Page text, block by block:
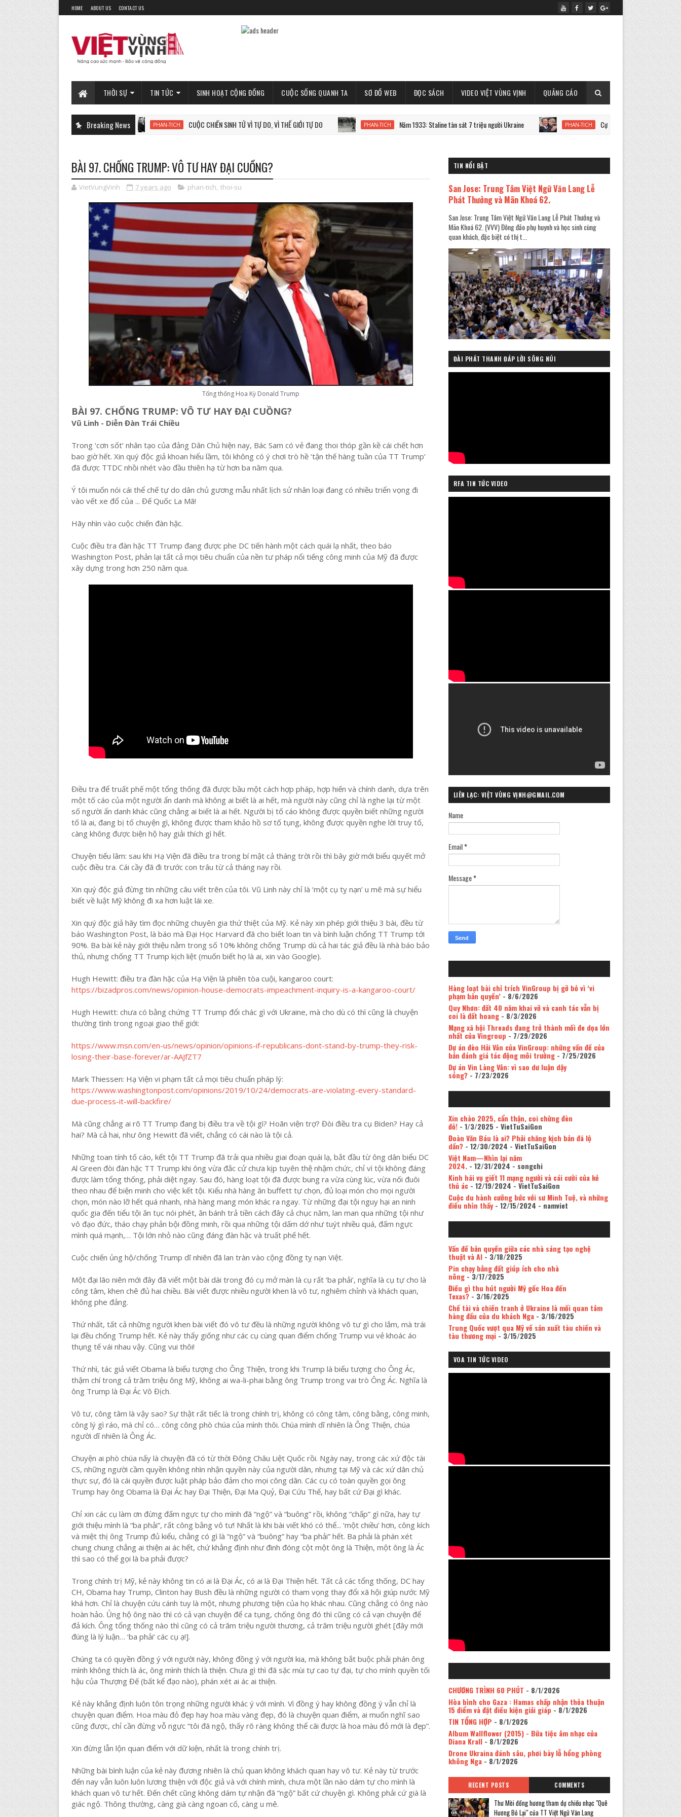
HOME ABOUT US CONTACT US
THỜI SỰ TIN TỨC SINH HOẠT CỘNG ĐỒNG CUỘC SỐNG QUANH TA SƠ ĐỒ WEB ĐỌC SÁCH VIDEO VIỆT VÙNG VỊNH QUẢNG CÁO
Breaking NewsPHAN-TICH CUỘC CHIẾN SINH TỬ VÌ TỰ DO, VÌ THẾ GIỚI TỰ DO PHAN-TICH Năm 1933: Staline tàn sát 7 triệu người Ukraine PHAN-TICH Cựu Thủ tướng Đức Schroeder và chiến
BÀI 97. CHỐNG TRUMP: VÔ TƯ HAY ĐẠI CUỒNG?
VietVungVinh 7 years ago phan-tich, thoi-su
Tổng thống Hoa Kỳ Donald Trump
BÀI 97. CHỐNG TRUMP: VÔ TƯ HAY ĐẠI CUỒNG?
Vũ Linh - Diễn Đàn Trái Chiều
Trong ‘cơn sốt’ nhân tạo của đảng Dân Chủ hiện nay, Bác Sam có vẻ đang thoi thóp gần kề cái chết hơn
bao giờ hết. Xin quý độc giả khoan hiểu lầm, tôi không có ý chơi trò hề ‘tận thế hàng tuần của TT Trump’
đã được TTDC nhồi nhét vào đầu thiên hạ từ hơn ba năm qua.
Ý tôi muốn nói cái thể chế tự do dân chủ gương mẫu nhất lịch sử nhân loại đang có nhiều triển vọng đi
vào vết xe đổ của ... Đế Quốc La Mã!
Hãy nhìn vào cuộc chiến đàn hặc.
Cuộc điều tra đàn hặc TT Trump đang được phe DC tiến hành một cách quái lạ nhất, theo báo
Washington Post, phản lại tất cả mọi tiêu chuẩn của nền tư pháp nổi tiếng công minh của Mỹ đã được
xây dựng trong hơn 250 năm qua.
Điều tra để truất phế một tổng thống đã được bầu một cách hợp pháp, hợp hiến và chính danh, dựa trên
một tố cáo của một người ẩn danh mà không ai biết là ai hết, mà người này cũng chỉ là nghe lại từ một
số người ẩn danh khác cũng chẳng ai biết là ai hết. Người bị tố cáo không được quyền biết những người
tố là ai, đang bị tố chuyện gì, không được tham khảo hồ sơ tố tụng, không được quyền nghe lời truy tố,
càng không được biện hộ hay giải thích gì hết.
Chuyện tiếu lâm: sau khi Hạ Viện đã điều tra trong bí mật cả tháng trời rồi thì bây giờ mới biểu quyết mở
cuộc điều tra. Cái cầy đã đi trước con trâu từ cả tháng nay rồi.
Xin quý độc giả đừng tin những câu viết trên của tôi. Vũ Linh này chỉ là ‘một cụ tỵ nạn’ u mê mà sự hiểu
biết về luật Mỹ không đi xa hơn luật lái xe.
Xin quý độc giả hãy tìm đọc những chuyên gia thứ thiệt của Mỹ. Kẻ này xin phép giới thiệu 3 bài, đều từ
báo Washington Post, là báo mà Đại Học Harvard đã cho biết loan tin và bình luận chống TT Trump tới
90%. Ba bài kẻ này giới thiệu nằm trong số 10% không chống Trump dù cả hai tác giả đều là nhà báo bảo
thủ, nhưng chống TT Trump kịch liệt (muốn biết họ là ai, xin vào Google).
Hugh Hewitt: điều tra đàn hặc của Hạ Viện là phiên tòa cuội, kangaroo court:
https://bizadpros.com/news/opinion-house-democrats-impeachment-inquiry-is-a-kangaroo-court/
Hugh Hewitt: chưa có bằng chứng TT Trump đổi chác gì với Ukraine, mà cho dù có thì cũng là chuyện
thường tình trong ngoại giao thế giới:
https://www.msn.com/en-us/news/opinion/opinions-if-republicans-dont-stand-by-trump-they-risk-
losing-their-base-forever/ar-AAJfZT7
Mark Thiessen: Hạ Viện vi phạm tất cả mọi tiêu chuẩn pháp lý:
https://www.washingtonpost.com/opinions/2019/10/24/democrats-are-violating-every-standard-
due-process-it-will-backfire/
Mà cũng chẳng ai rõ TT Trump đang bị điều tra về tội gì? Hoãn viện trợ? Đòi điều tra cụ Biden? Hay cả
hai? Mà cả hai, như ông Hewitt đã viết, chẳng có cái nào là tội cả.
Những toan tính tố cáo, kết tội TT Trump đã trải qua nhiều giai đoạn quái lạ, bắt đầu từ ông dân biểu DC
Al Green đòi đàn hặc TT Trump khi ông vừa đắc cử chưa kịp tuyên thệ nhậm chức, chỉ vì tội không đáng
được làm tổng thống, phải diệt ngay. Sau đó, hàng loạt tội đã được bung ra vừa cùng lúc, vừa nối đuôi
theo nhau để biện minh cho việc kết tội. Kiểu nhà hàng ăn buffett tự chọn, đủ loại món cho mọi người
chọn, món nào lỡ hết quá nhanh, nhà hàng mang món khác ra ngay. Từ những đại tội nguy hại an ninh
quốc gia đến tiểu tội ăn tục nói phét, ăn bánh trả tiền cách đây cả chục năm, lan man qua những tội như
vô đạo đức, tháo chạy phản bội đồng minh, rồi qua những tội dấm dớ như tuýt nhiều quá, đấm ngực
mình quá mạnh,… Tội lớn nhỏ nào cũng đáng đàn hặc và truất phế hết.
Cuộc chiến ủng hộ/chống Trump dĩ nhiên đã lan tràn vào cộng đồng tỵ nạn Việt.
Một đại lão niên mới đây đã viết một bài dài trong đó cụ mở màn là cụ rất ‘ba phải’, nghĩa là cụ tự cho là
công tâm, khen chê đủ hai chiều. Bài viết được nhiều người khen là vô tư, nghiêm chỉnh và khách quan,
không phe đảng.
Thứ nhất, tất cả những người khen bài viết đó vô tư đều là những người không vô tư gì cho lắm, mà trái
lại đều chống Trump hết. Kẻ này thấy giống như các cụ cùng quan điểm chống Trump vui vẻ khoác áo
thụng tế vái nhau vậy. Cũng vui thôi!
Thứ nhì, tác giả viết Obama là biểu tượng cho Ông Thiện, trong khi Trump là biểu tượng cho Ông Ác,
thậm chí trong cả trăm triệu ông Mỹ, không ai wa-li-phai bằng ông Trump trong vai trò Ông Ác. Nghĩa là
ông Trump là Đại Ác Vô Địch.
Vô tư, công tâm là vậy sao? Sự thật rất tiếc là trong chính trị, không có công tâm, công bằng, công minh,
công lý gì ráo, mà chỉ có… công công phò chúa của mình thôi. Chúa mình dĩ nhiên là Ông Thiện, chúa
người dĩ nhiên là Ông Ác.
Chuyện ai phò chúa nấy là chuyện đã có từ thời Đông Châu Liệt Quốc rồi. Ngày nay, trong các xứ độc tài
CS, những người cầm quyền không nhìn nhận quyền này của người dân, nhưng tại Mỹ và các xứ dân chủ
thực sự, đó là cái quyền được luật pháp bảo đảm cho mọi công dân. Các cụ có toàn quyền gọi ông
Trump hay ông Obama là Đại Ác hay Đại Thiện, Đại Ma Quỷ, Đại Cứu Thế, hay bất cứ Đại gì khác.
Chỉ xin các cụ làm ơn đừng đấm ngực tự cho mình đã “ngộ” và “buông” rồi, không “chấp” gì nữa, hay tự
giới thiệu mình là “ba phải”, rất công bằng vô tư! Nhất là khi bài viết khó có thể... ‘một chiều’ hơn, công kích
và miệt thị ông Trump đủ kiểu, chẳng có gì là “ngộ” và “buông” hay “ba phải” hết. Ba phải là phán xét
chung chung chẳng ai thiện ai ác hết, chứ khẳng định như đinh đóng cột một ông là Thiện, một ông là Ác
thì sao có thể gọi là ba phải được?
Trong chính trị Mỹ, kẻ này không tin có ai là Đại Ác, có ai là Đại Thiện hết. Tất cả các tổng thống, DC hay
CH, Obama hay Trump, Clinton hay Bush đều là những người có tham vọng thay đổi xã hội giúp nước Mỹ
khá hơn. Chỉ là chuyện cứu cánh tuy là một, nhưng phương tiện của họ khác nhau. Cũng chẳng có ông nào
hoàn hảo. Ủng hộ ông nào thì có cả vạn chuyện để ca tụng, chống ông đó thì cũng có cả vạn chuyện để
đả kích. Ông tổng thống nào thì cũng có cả trăm triệu người thương, cả trăm triệu người ghét [đây mới
đúng là lý luận… ‘ba phải’ các cụ ạ!].
Chúng ta có quyền đồng ý với người này, không đồng ý với người kia, mà không bắt buộc phải phán ông
mình không thích là ác, ông mình thích là thiện. Chưa gì thì đã sặc mùi tự cao tự đại, tự cho mình quyền tối
hậu của Thượng Đế (bất kể đạo nào), phán xét ai ác ai thiện.
Kẻ này khẳng định luôn tôn trọng những người khác ý với mình. Vì đồng ý hay không đồng ý vẫn chỉ là
chuyện quan điểm. Hoa màu đỏ đẹp hay hoa màu vàng đẹp, đó là chuyện quan điểm, ai muốn nghĩ sao
cũng được, chỉ cần đừng vỗ ngực “tôi đã ngộ, thấy rõ ràng không thể cãi được là hoa màu đỏ mới là đẹp”.
Xin đừng lẫn lộn quan điểm với dữ kiện, nhất là trong chính trị.
Những bài bình luận của kẻ này đương nhiên là chủ quan không khách quan hay vô tư. Kẻ này từ trước
đến nay vẫn luôn luôn lương thiện với độc giả và với chính mình, chưa một lần nào dám tự cho mình là
khách quan vô tư hết. Đến chết cũng không dám tự nhận đã “ngộ” bất cứ chuyện gì. Không phải cứ già là
giác ngộ. Thông thường, càng già càng ngoan cố, càng u mê.
TIN NỔI BẬT
San Jose: Trung Tâm Việt Ngữ Văn Lang Lễ
Phát Thưởng và Mãn Khoá 62.
San Jose: Trung Tâm Việt Ngữ Văn Lang Lễ Phát Thưởng và
Mãn Khoá 62. (VVV) Đông đảo phụ huynh và học sinh cùng
quan khách, đặc biệt có thị t...
ĐÀI PHÁT THANH ĐÁP LỜI SÔNG NÚI
RFA TIN TỨC VIDEO
LIÊN LẠC: VIỆT VÙNG VỊNH@GMAIL.COM
Name
Email*
Message*
Hàng loạt bài chỉ trích VinGroup bị gỡ bỏ vì ‘vi
phạm bản quyền’- 8/6/2026
Quy Nhơn: đất 40 năm khai vỡ và canh tác vẫn bị
coi là đất hoang- 8/3/2026
Mạng xã hội Threads đang trở thành mối đe dọa lớn
nhất của Vingroup - 7/29/2026
Dự án đèo Hải Vân của VinGroup: những vấn đề của
bản đánh giá tác động môi trường- 7/25/2026
Dự án Vin Làng Vân: vì sao dư luận dậy
sóng?- 7/23/2026
Xin chào 2025, cẩn thận, coi chừng đèn
đỏ!- 1/3/2025 - VietTuSaiGon
Đoàn Văn Báu là ai? Phải chăng kịch bản đã lộ
dần?- 12/30/2024 - VietTuSaiGon
Việt Nam—Nhìn lại năm
2024.- 12/31/2024 - songchi
Kinh hãi vụ giết 11 mạng người và cái cười của kẻ
thủ ác- 12/19/2024 - VietTuSaiGon
Cuộc du hành cưỡng bức với sư Minh Tuệ, và những
điều nhìn thấy- 12/15/2024 - namviet
Vấn đề bản quyền giữa các nhà sáng tạo nghệ
thuật và AI- 3/18/2025
Pin chạy bằng đất giúp ích cho nhà
nông- 3/17/2025
Điều gì thu hút người Mỹ gốc Hoa đến
Texas?- 3/16/2025
Chế tài và chiến tranh ở Ukraine là mối quan tâm
hàng đầu của du khách Nga- 3/16/2025
Trung Quốc vượt qua Mỹ về sản xuất tàu chiến và
tàu thương mại- 3/15/2025
VOA TIN TỨC VIDEO
CHƯƠNG TRÌNH 60 PHÚT - 8/1/2026
Hòa bình cho Gaza : Hamas chấp nhận thỏa thuận
15 điểm và đặt điều kiện giải giáp - 8/1/2026
TIN TỔNG HỢP - 8/1/2026
Album Wallflower (2015) - Bữa tiệc âm nhạc của
Diana Krall- 8/1/2026
Drone Ukraina đánh sâu, phơi bày lỗ hổng phòng
không Nga- 8/1/2026
RECENT POSTS COMMENTS
Thư Mời đồng hương tham dự chiều nhạc "Quê
Hương Bỏ Lại" của TT Việt Ngữ Văn Lang